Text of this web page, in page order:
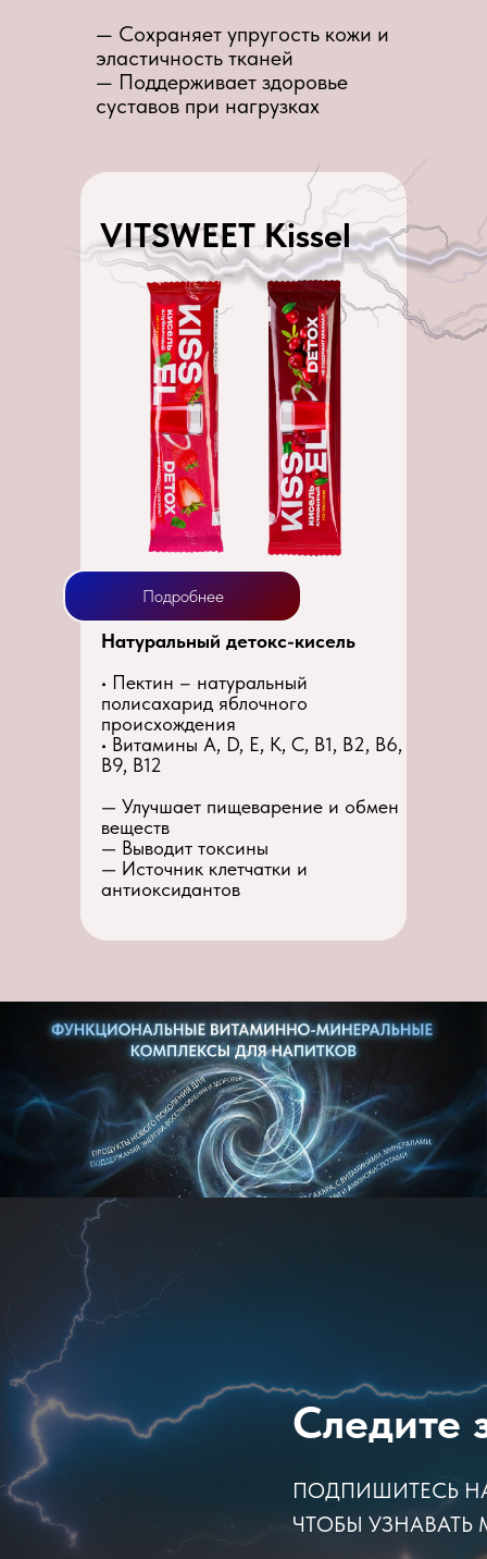
VITSWEET Kissel
Натуральный детокс-кисель
• Пектин – натуральный
полисахарид яблочного
происхождения
• Витамины A, D, E, K, C, B1, B2, B6,
B9, B12
— Улучшает пищеварение и обмен
веществ
— Выводит токсины
— Источник клетчатки и
антиоксидантов
Подробнее
— Сохраняет упругость кожи и
эластичность тканей
— Поддерживает здоровье
суставов при нагрузках
Следите
ПОДПИШИТЕСЬ НА
ЧТОБЫ